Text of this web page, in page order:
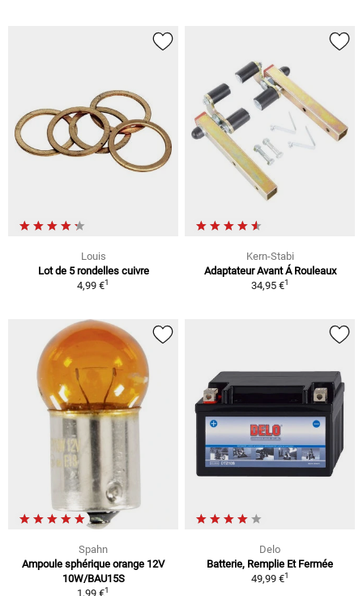
Louis
Lot de 5 rondelles cuivre
4,99 €1
Kern-Stabi
Adaptateur Avant Á Rouleaux
34,95 €1
Spahn
Ampoule sphérique orange 12V
10W/BAU15S
1,99 €1
Delo
Batterie, Remplie Et Fermée
49,99 €1